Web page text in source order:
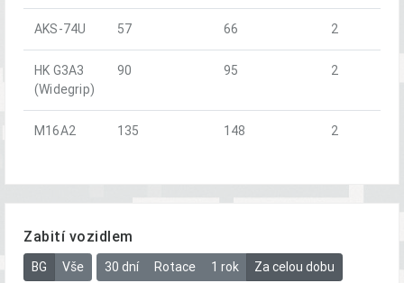
AKS-74U 57 66 2
HK G3A3
(Widegrip)
90 95 2
M16A2 135 148 2
Zabití vozidlem
BG Vše 30 dní Rotace 1 rok Za celou dobu